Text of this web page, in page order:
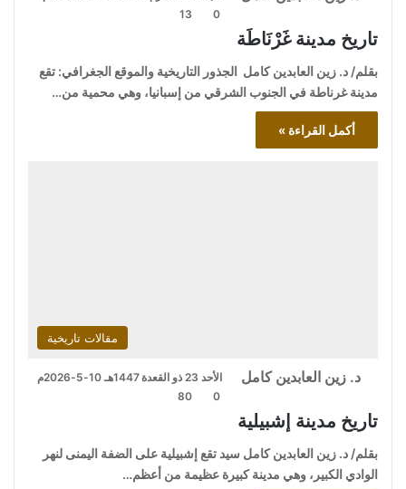
0
13
تاريخ مدينة غَرْنَاطَة
بقلم/ د. زين العابدين كامل الجذور التاريخية والموقع الجغرافي: تقع
مدينة غرناطة في الجنوب الشرقي من إسبانيا، وهي محمية من…
أكمل القراءة »
مقالات تاريخية
د. زين العابدين كامل
الأحد 23 ذو القعدة 1447هـ 10-5-2026م
0
80
تاريخ مدينة إشبيلية
بقلم/ د. زين العابدين كامل سيد تقع إشبيلية على الضفة اليمنى لنهر
الوادي الكبير، وهي مدينة كبيرة عظيمة من أعظم…